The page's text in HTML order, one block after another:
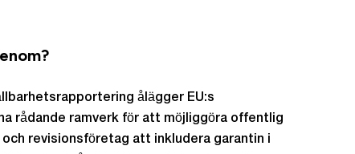
ålägger EU:s
rådande ramverk för att möjliggöra offentlig
revisionsföretag att inkludera garantin i